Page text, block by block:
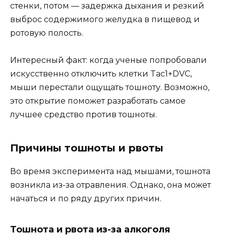
стенки, потом — задержка дыхания и резкий
выброс содержимого желудка в пищевод и
ротовую полость.
Интересный факт: когда ученые попробовали
искусственно отключить клетки Tac1+DVC,
мыши перестали ощущать тошноту. Возможно,
это открытие поможет разработать самое
лучшее средство против тошноты.
Причины тошноты и рвоты
Во время эксперимента над мышами, тошнота
возникла из-за отравления. Однако, она может
начаться и по ряду других причин.
Тошнота и рвота из-за алкоголя